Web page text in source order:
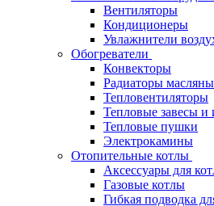
Вентиляторы
Кондиционеры
Увлажнители
Обогреватели
Конвекторы
Радиаторы
Тепловентиляторы
Тепловые завесы и
Тепловые пушки
Электрокамины
Отопительные котлы
Аксессуары для
Газовые котлы
Гибкая подводка